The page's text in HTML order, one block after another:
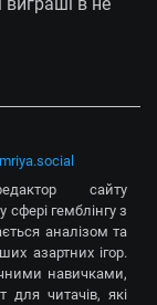
в не
сайту
сфері гемблінгу з
аналізом та
азартних ігор.
навичками,
для читачів, які